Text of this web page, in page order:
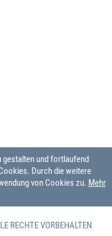
gestalten und fortlaufend
Durch die weitere
von Cookies zu. Mehr
RECHTE VORBEHALTEN